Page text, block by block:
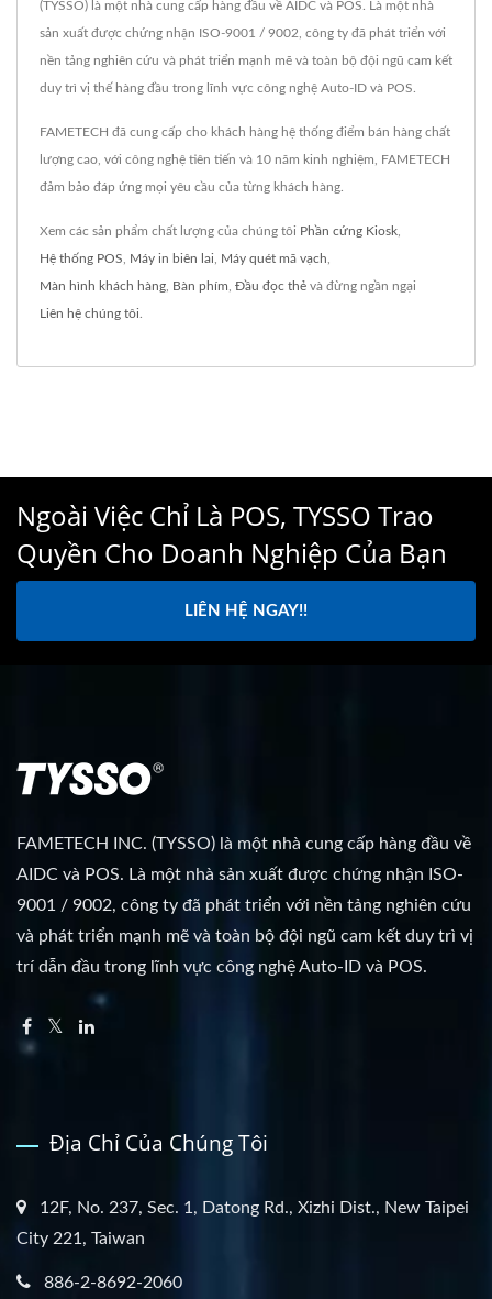
(TYSSO) là một nhà cung cấp hàng đầu về AIDC và POS. Là một nhà
sản xuất được chứng nhận ISO-9001 / 9002, công ty đã phát triển với
nền tảng nghiên cứu và phát triển mạnh mẽ và toàn bộ đội ngũ cam kết
duy trì vị thế hàng đầu trong lĩnh vực công nghệ Auto-ID và POS.
FAMETECH đã cung cấp cho khách hàng hệ thống điểm bán hàng chất
lượng cao, với công nghệ tiên tiến và 10 năm kinh nghiệm, FAMETECH
đảm bảo đáp ứng mọi yêu cầu của từng khách hàng.
Xem các sản phẩm chất lượng của chúng tôi Phần cứng Kiosk
Hệ thống POS Máy in biên lai Máy quét mã vạch
Màn hình khách hàng Bàn phím Đầu đọc thẻ và đừng ngần ngại
Liên hệ chúng tôi
Ngoài Việc Chỉ Là POS, TYSSO Trao
Quyền Cho Doanh Nghiệp Của Bạn
LIÊN HỆ NGAY!!
FAMETECH INC. (TYSSO) là một nhà cung cấp hàng đầu về
AIDC và POS. Là một nhà sản xuất được chứng nhận ISO-
9001 / 9002, công ty đã phát triển với nền tảng nghiên cứu
và phát triển mạnh mẽ và toàn bộ đội ngũ cam kết duy trì vị
trí dẫn đầu trong lĩnh vực công nghệ Auto-ID và POS.
Địa Chỉ Của Chúng Tôi
12F, No. 237, Sec. 1, Datong Rd., Xizhi Dist., New Taipei
City 221, Taiwan
886-2-8692-2060